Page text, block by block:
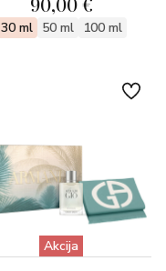
30 ml 50 ml 100 ml
Akcija